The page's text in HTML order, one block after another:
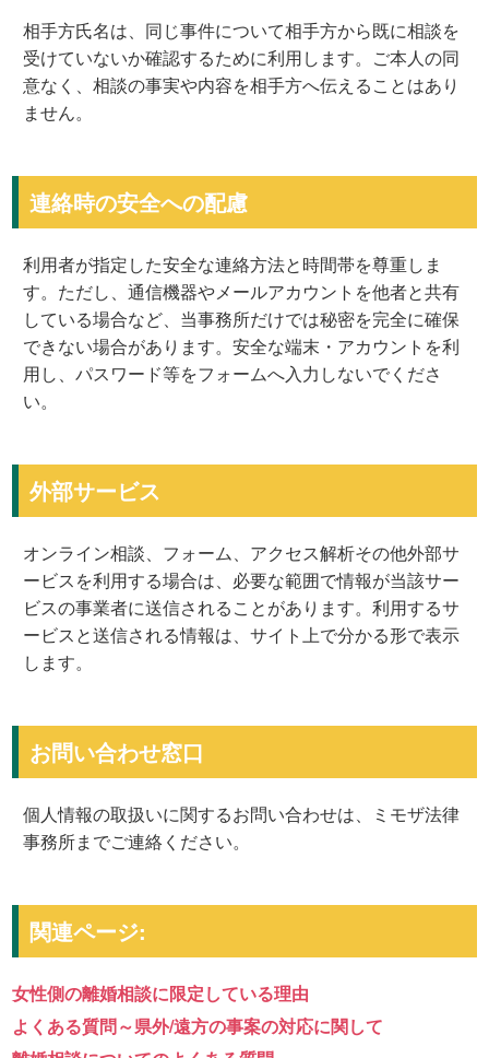
相手方氏名は、同じ事件について相手方から既に相談を
受けていないか確認するために利用します。ご本人の同
意なく、相談の事実や内容を相手方へ伝えることはあり
ません。
連絡時の安全への配慮
利用者が指定した安全な連絡方法と時間帯を尊重しま
す。ただし、通信機器やメールアカウントを他者と共有
している場合など、当事務所だけでは秘密を完全に確保
できない場合があります。安全な端末・アカウントを利
用し、パスワード等をフォームへ入力しないでくださ
い。
外部サービス
オンライン相談、フォーム、アクセス解析その他外部サ
ービスを利用する場合は、必要な範囲で情報が当該サー
ビスの事業者に送信されることがあります。利用するサ
ービスと送信される情報は、サイト上で分かる形で表示
します。
お問い合わせ窓口
個人情報の取扱いに関するお問い合わせは、ミモザ法律
事務所までご連絡ください。
関連ページ:
女性側の離婚相談に限定している理由
よくある質問～県外/遠方の事案の対応に関して